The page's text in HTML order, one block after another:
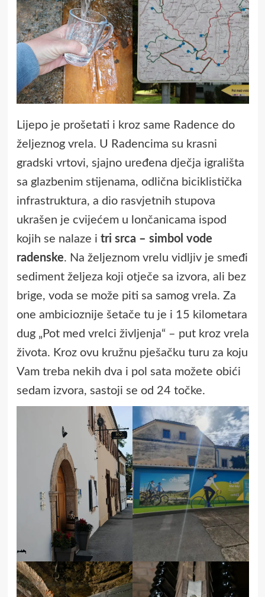
Lijepo je prošetati i kroz same Radence do
željeznog vrela. U Radencima su krasni
gradski vrtovi, sjajno uređena dječja igrališta
sa glazbenim stijenama, odlična biciklistička
infrastruktura, a dio rasvjetnih stupova
ukrašen je cvijećem u lončanicama ispod
kojih se nalaze i tri srca – simbol vode
radenske. Na željeznom vrelu vidljiv je smeđi
sediment željeza koji otječe sa izvora, ali bez
brige, voda se može piti sa samog vrela. Za
one ambicioznije šetače tu je i 15 kilometara
dug „Pot med vrelci življenja“ – put kroz vrela
života. Kroz ovu kružnu pješačku turu za koju
Vam treba nekih dva i pol sata možete obići
sedam izvora, sastoji se od 24 točke.